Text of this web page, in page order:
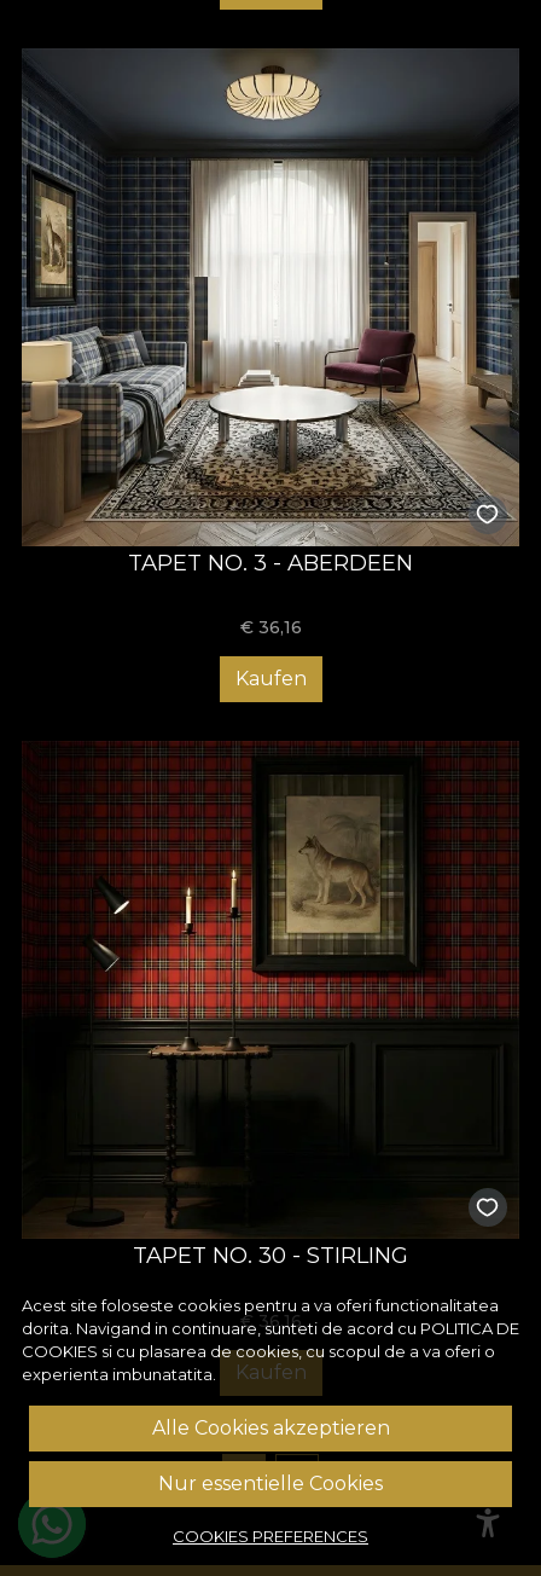
TAPET NO. 3 - ABERDEEN
€ 36,16
Kaufen
TAPET NO. 30 - STIRLING
€ 36,16
Kaufen
1 2
Acest site foloseste cookies pentru a va oferi functionalitatea
dorita. Navigand in continuare, sunteti de acord cu POLITICA DE
COOKIES si cu plasarea de cookies, cu scopul de a va oferi o
experienta imbunatatita.
Alle Cookies akzeptieren
Nur essentielle Cookies
COOKIES PREFERENCES